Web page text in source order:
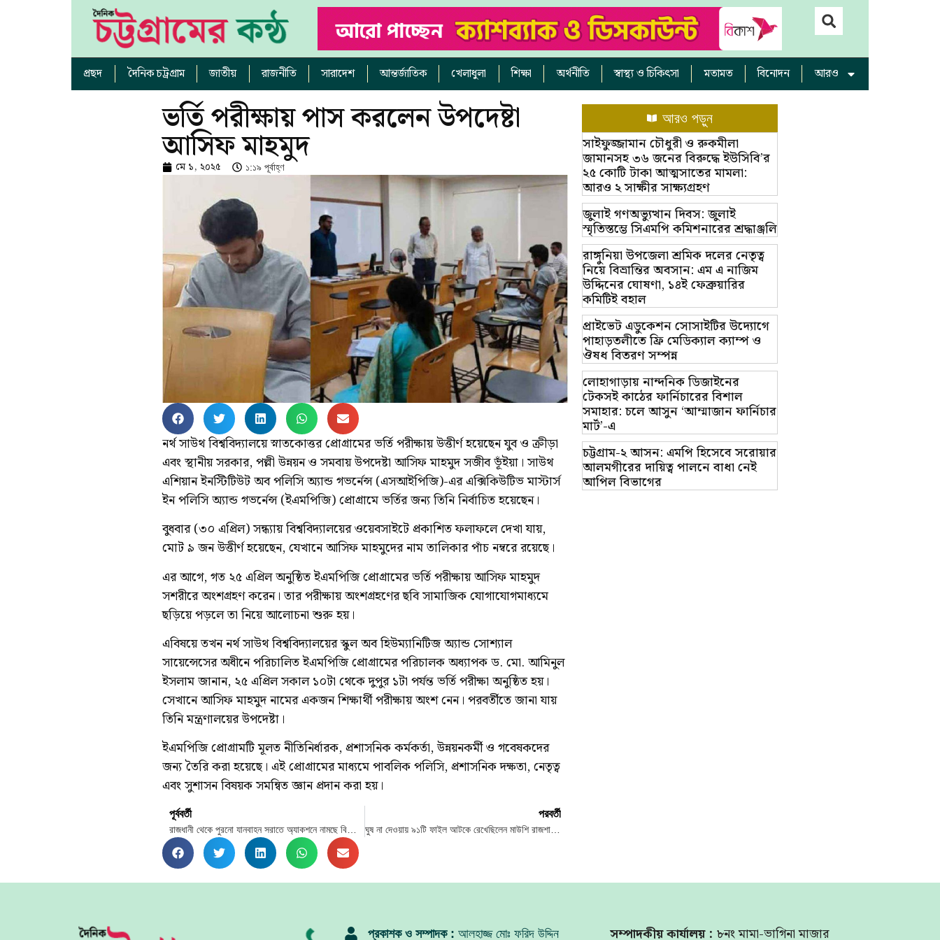
প্রছদ দৈনিক চট্রগ্রাম জাতীয় রাজনীতি সারাদেশ আন্তর্জাতিক খেলাধুলা শিক্ষা অর্থনীতি স্বাস্থ্য ও চিকিৎসা মতামত বিনোদন আরও
ভর্তি পরীক্ষায় পাস করলেন উপদেষ্টা
আসিফ মাহমুদ
মে ১, ২০২৫ ১:১৯ পূর্বাহ্ণ
নর্থ সাউথ বিশ্ববিদ্যালয়ে স্নাতকোত্তর প্রোগ্রামের ভর্তি পরীক্ষায় উত্তীর্ণ হয়েছেন যুব ও ক্রীড়া
এবং স্থানীয় সরকার, পল্লী উন্নয়ন ও সমবায় উপদেষ্টা আসিফ মাহমুদ সজীব ভূঁইয়া। সাউথ
এশিয়ান ইনস্টিটিউট অব পলিসি অ্যান্ড গভর্নেন্স (এসআইপিজি)-এর এক্সিকিউটিভ মাস্টার্স
ইন পলিসি অ্যান্ড গভর্নেন্স (ইএমপিজি) প্রোগ্রামে ভর্তির জন্য তিনি নির্বাচিত হয়েছেন।
বুধবার (৩০ এপ্রিল) সন্ধ্যায় বিশ্ববিদ্যালয়ের ওয়েবসাইটে প্রকাশিত ফলাফলে দেখা যায়,
মোট ৯ জন উত্তীর্ণ হয়েছেন, যেখানে আসিফ মাহমুদের নাম তালিকার পাঁচ নম্বরে রয়েছে।
এর আগে, গত ২৫ এপ্রিল অনুষ্ঠিত ইএমপিজি প্রোগ্রামের ভর্তি পরীক্ষায় আসিফ মাহমুদ
সশরীরে অংশগ্রহণ করেন। তার পরীক্ষায় অংশগ্রহণের ছবি সামাজিক যোগাযোগমাধ্যমে
ছড়িয়ে পড়লে তা নিয়ে আলোচনা শুরু হয়।
এবিষয়ে তখন নর্থ সাউথ বিশ্ববিদ্যালয়ের স্কুল অব হিউম্যানিটিজ অ্যান্ড সোশ্যাল
সায়েন্সেসের অধীনে পরিচালিত ইএমপিজি প্রোগ্রামের পরিচালক অধ্যাপক ড. মো. আমিনুল
ইসলাম জানান, ২৫ এপ্রিল সকাল ১০টা থেকে দুপুর ১টা পর্যন্ত ভর্তি পরীক্ষা অনুষ্ঠিত হয়।
সেখানে আসিফ মাহমুদ নামের একজন শিক্ষার্থী পরীক্ষায় অংশ নেন। পরবর্তীতে জানা যায়
তিনি মন্ত্রণালয়ের উপদেষ্টা।
ইএমপিজি প্রোগ্রামটি মূলত নীতিনির্ধারক, প্রশাসনিক কর্মকর্তা, উন্নয়নকর্মী ও গবেষকদের
জন্য তৈরি করা হয়েছে। এই প্রোগ্রামের মাধ্যমে পাবলিক পলিসি, প্রশাসনিক দক্ষতা, নেতৃত্ব
এবং সুশাসন বিষয়ক সমন্বিত জ্ঞান প্রদান করা হয়।
পূর্ববর্তী পরবর্তী
আরও পড়ুন
সাইফুজ্জামান চৌধুরী ও রুকমীলা
জামানসহ ৩৬ জনের বিরুদ্ধে ইউসিবি’র
২৫ কোটি টাকা আত্মসাতের মামলা:
আরও ২ সাক্ষীর সাক্ষ্যগ্রহণ
জুলাই গণঅভ্যুত্থান দিবস: জুলাই
স্মৃতিস্তম্ভে সিএমপি কমিশনারের শ্রদ্ধাঞ্জলি
রাঙ্গুনিয়া উপজেলা শ্রমিক দলের নেতৃত্ব
নিয়ে বিভ্রান্তির অবসান: এম এ নাজিম
উদ্দিনের ঘোষণা, ১৪ই ফেব্রুয়ারির
কমিটিই বহাল
প্রাইভেট এডুকেশন সোসাইটির উদ্যোগে
পাহাড়তলীতে ফ্রি মেডিক্যাল ক্যাম্প ও
ঔষধ বিতরণ সম্পন্ন
লোহাগাড়ায় নান্দনিক ডিজাইনের
টেকসই কাঠের ফার্নিচারের বিশাল
সমাহার: চলে আসুন ‘আম্মাজান ফার্নিচার
মার্ট’-এ
চট্টগ্রাম-২ আসন: এমপি হিসেবে সরোয়ার
আলমগীরের দায়িত্ব পালনে বাধা নেই
আপিল বিভাগের
প্রকাশক ও সম্পাদক : আলহাজ্জ মোঃ ফরিদ উদ্দিন সম্পাদকীয় কার্যালয় : ৮নং মামা-ভাগিনা মাজার